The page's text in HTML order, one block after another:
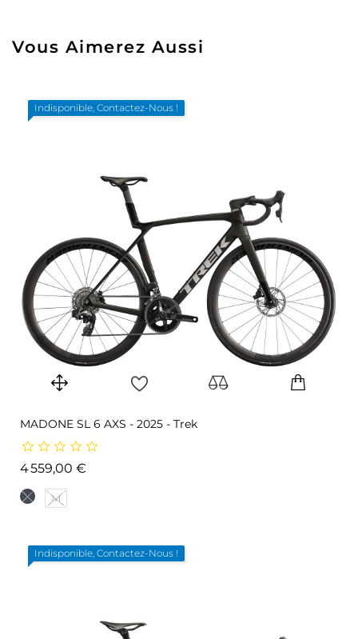
Vous Aimerez Aussi
Indisponible, Contactez-Nous !
MADONE SL 6 AXS - 2025 - Trek
4 559,00 €
M
Indisponible, Contactez-Nous !